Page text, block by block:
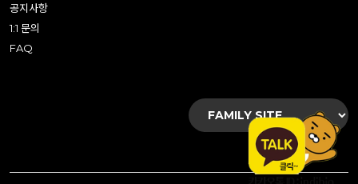
공지사항
1:1 문의
FAQ